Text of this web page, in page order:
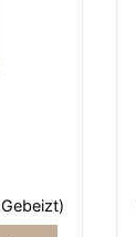
Gebeizt)